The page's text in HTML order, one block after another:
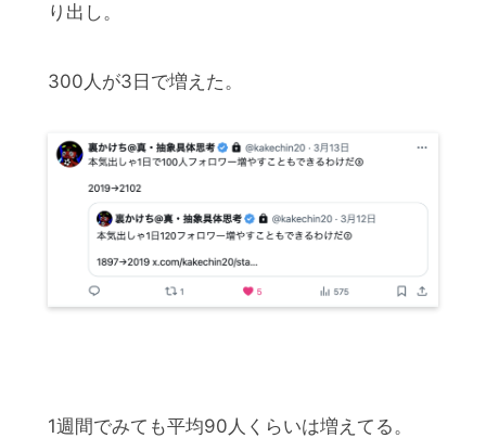
り出し。
300人が3日で増えた。
1週間でみても平均90人くらいは増えてる。